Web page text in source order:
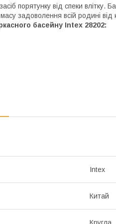
порятунку від спеки влітку.
задоволення всій родині від
басейну Intex 28202:
Intex
Китай
Кругла